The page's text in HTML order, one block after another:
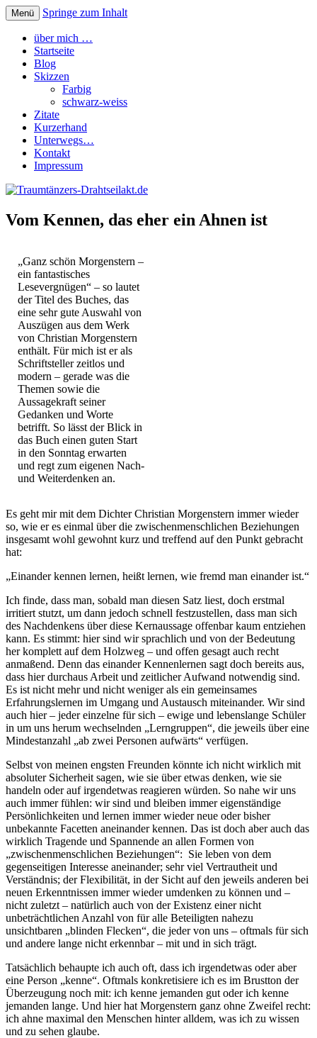
Traumtänzers-Drahtseilakt.de
Menü Springe zum Inhalt
über mich …
Startseite
Blog
Skizzen
Farbig
schwarz-weiss
Zitate
Kurzerhand
Unterwegs…
Kontakt
Impressum
Vom Kennen, das eher ein Ahnen ist
„Ganz schön Morgenstern –
ein fantastisches
Lesevergnügen“ – so lautet
der Titel des Buches, das
eine sehr gute Auswahl von
Auszügen aus dem Werk
von Christian Morgenstern
enthält. Für mich ist er als
Schriftsteller zeitlos und
modern – gerade was die
Themen sowie die
Aussagekraft seiner
Gedanken und Worte
betrifft. So lässt der Blick in
das Buch einen guten Start
in den Sonntag erwarten
und regt zum eigenen Nach-
und Weiterdenken an.
Es geht mir mit dem Dichter Christian Morgenstern immer wieder
so, wie er es einmal über die zwischenmenschlichen Beziehungen
insgesamt wohl gewohnt kurz und treffend auf den Punkt gebracht
hat:
„Einander kennen lernen, heißt lernen, wie fremd man einander ist.“
Ich finde, dass man, sobald man diesen Satz liest, doch erstmal
irritiert stutzt, um dann jedoch schnell festzustellen, dass man sich
des Nachdenkens über diese Kernaussage offenbar kaum entziehen
kann. Es stimmt: hier sind wir sprachlich und von der Bedeutung
her komplett auf dem Holzweg – und offen gesagt auch recht
anmaßend. Denn das einander Kennenlernen sagt doch bereits aus,
dass hier durchaus Arbeit und zeitlicher Aufwand notwendig sind.
Es ist nicht mehr und nicht weniger als ein gemeinsames
Erfahrungslernen im Umgang und Austausch miteinander. Wir sind
auch hier – jeder einzelne für sich – ewige und lebenslange Schüler
in um uns herum wechselnden „Lerngruppen“, die jeweils über eine
Mindestanzahl „ab zwei Personen aufwärts“ verfügen.
Selbst von meinen engsten Freunden könnte ich nicht wirklich mit
absoluter Sicherheit sagen, wie sie über etwas denken, wie sie
handeln oder auf irgendetwas reagieren würden. So nahe wir uns
auch immer fühlen: wir sind und bleiben immer eigenständige
Persönlichkeiten und lernen immer wieder neue oder bisher
unbekannte Facetten aneinander kennen. Das ist doch aber auch das
wirklich Tragende und Spannende an allen Formen von
„zwischenmenschlichen Beziehungen“: Sie leben von dem
gegenseitigen Interesse aneinander; sehr viel Vertrautheit und
Verständnis; der Flexibilität, in der Sicht auf den jeweils anderen bei
neuen Erkenntnissen immer wieder umdenken zu können und –
nicht zuletzt – natürlich auch von der Existenz einer nicht
unbeträchtlichen Anzahl von für alle Beteiligten nahezu
unsichtbaren „blinden Flecken“, die jeder von uns – oftmals für sich
und andere lange nicht erkennbar – mit und in sich trägt.
Tatsächlich behaupte ich auch oft, dass ich irgendetwas oder aber
eine Person „kenne“. Oftmals konkretisiere ich es im Brustton der
Überzeugung noch mit: ich kenne jemanden gut oder ich kenne
jemanden lange. Und hier hat Morgenstern ganz ohne Zweifel recht:
ich ahne maximal den Menschen hinter alldem, was ich zu wissen
und zu sehen glaube.